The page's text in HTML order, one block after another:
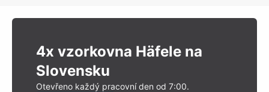
4x vzorkovna Häfele na
Slovensku
Otevřeno každý pracovní den od 7:00.